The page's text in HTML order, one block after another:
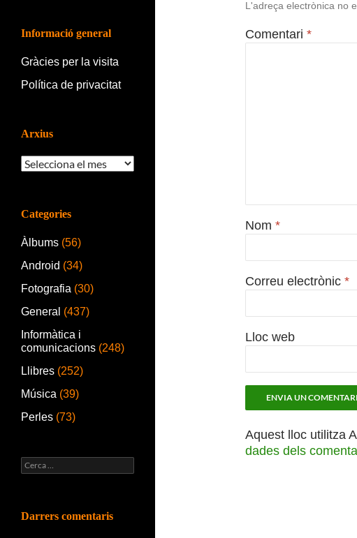
L'adreça electrònica no
Comentari *
Nom *
Correu electrònic *
Lloc web
Aquest lloc utilitza
dades dels
Informació general
Gràcies per la visita
Política de privacitat
Arxius
Arxius
Categories
Àlbums (56)
Android (34)
Fotografia (30)
General (437)
Informàtica i
comunicacions (248)
Llibres (252)
Música (39)
Perles (73)
Cerca:
Darrers comentaris